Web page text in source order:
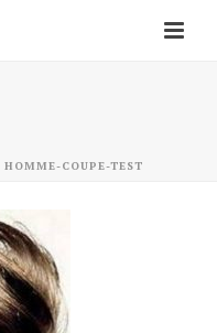
HOMME-COUPE-TEST